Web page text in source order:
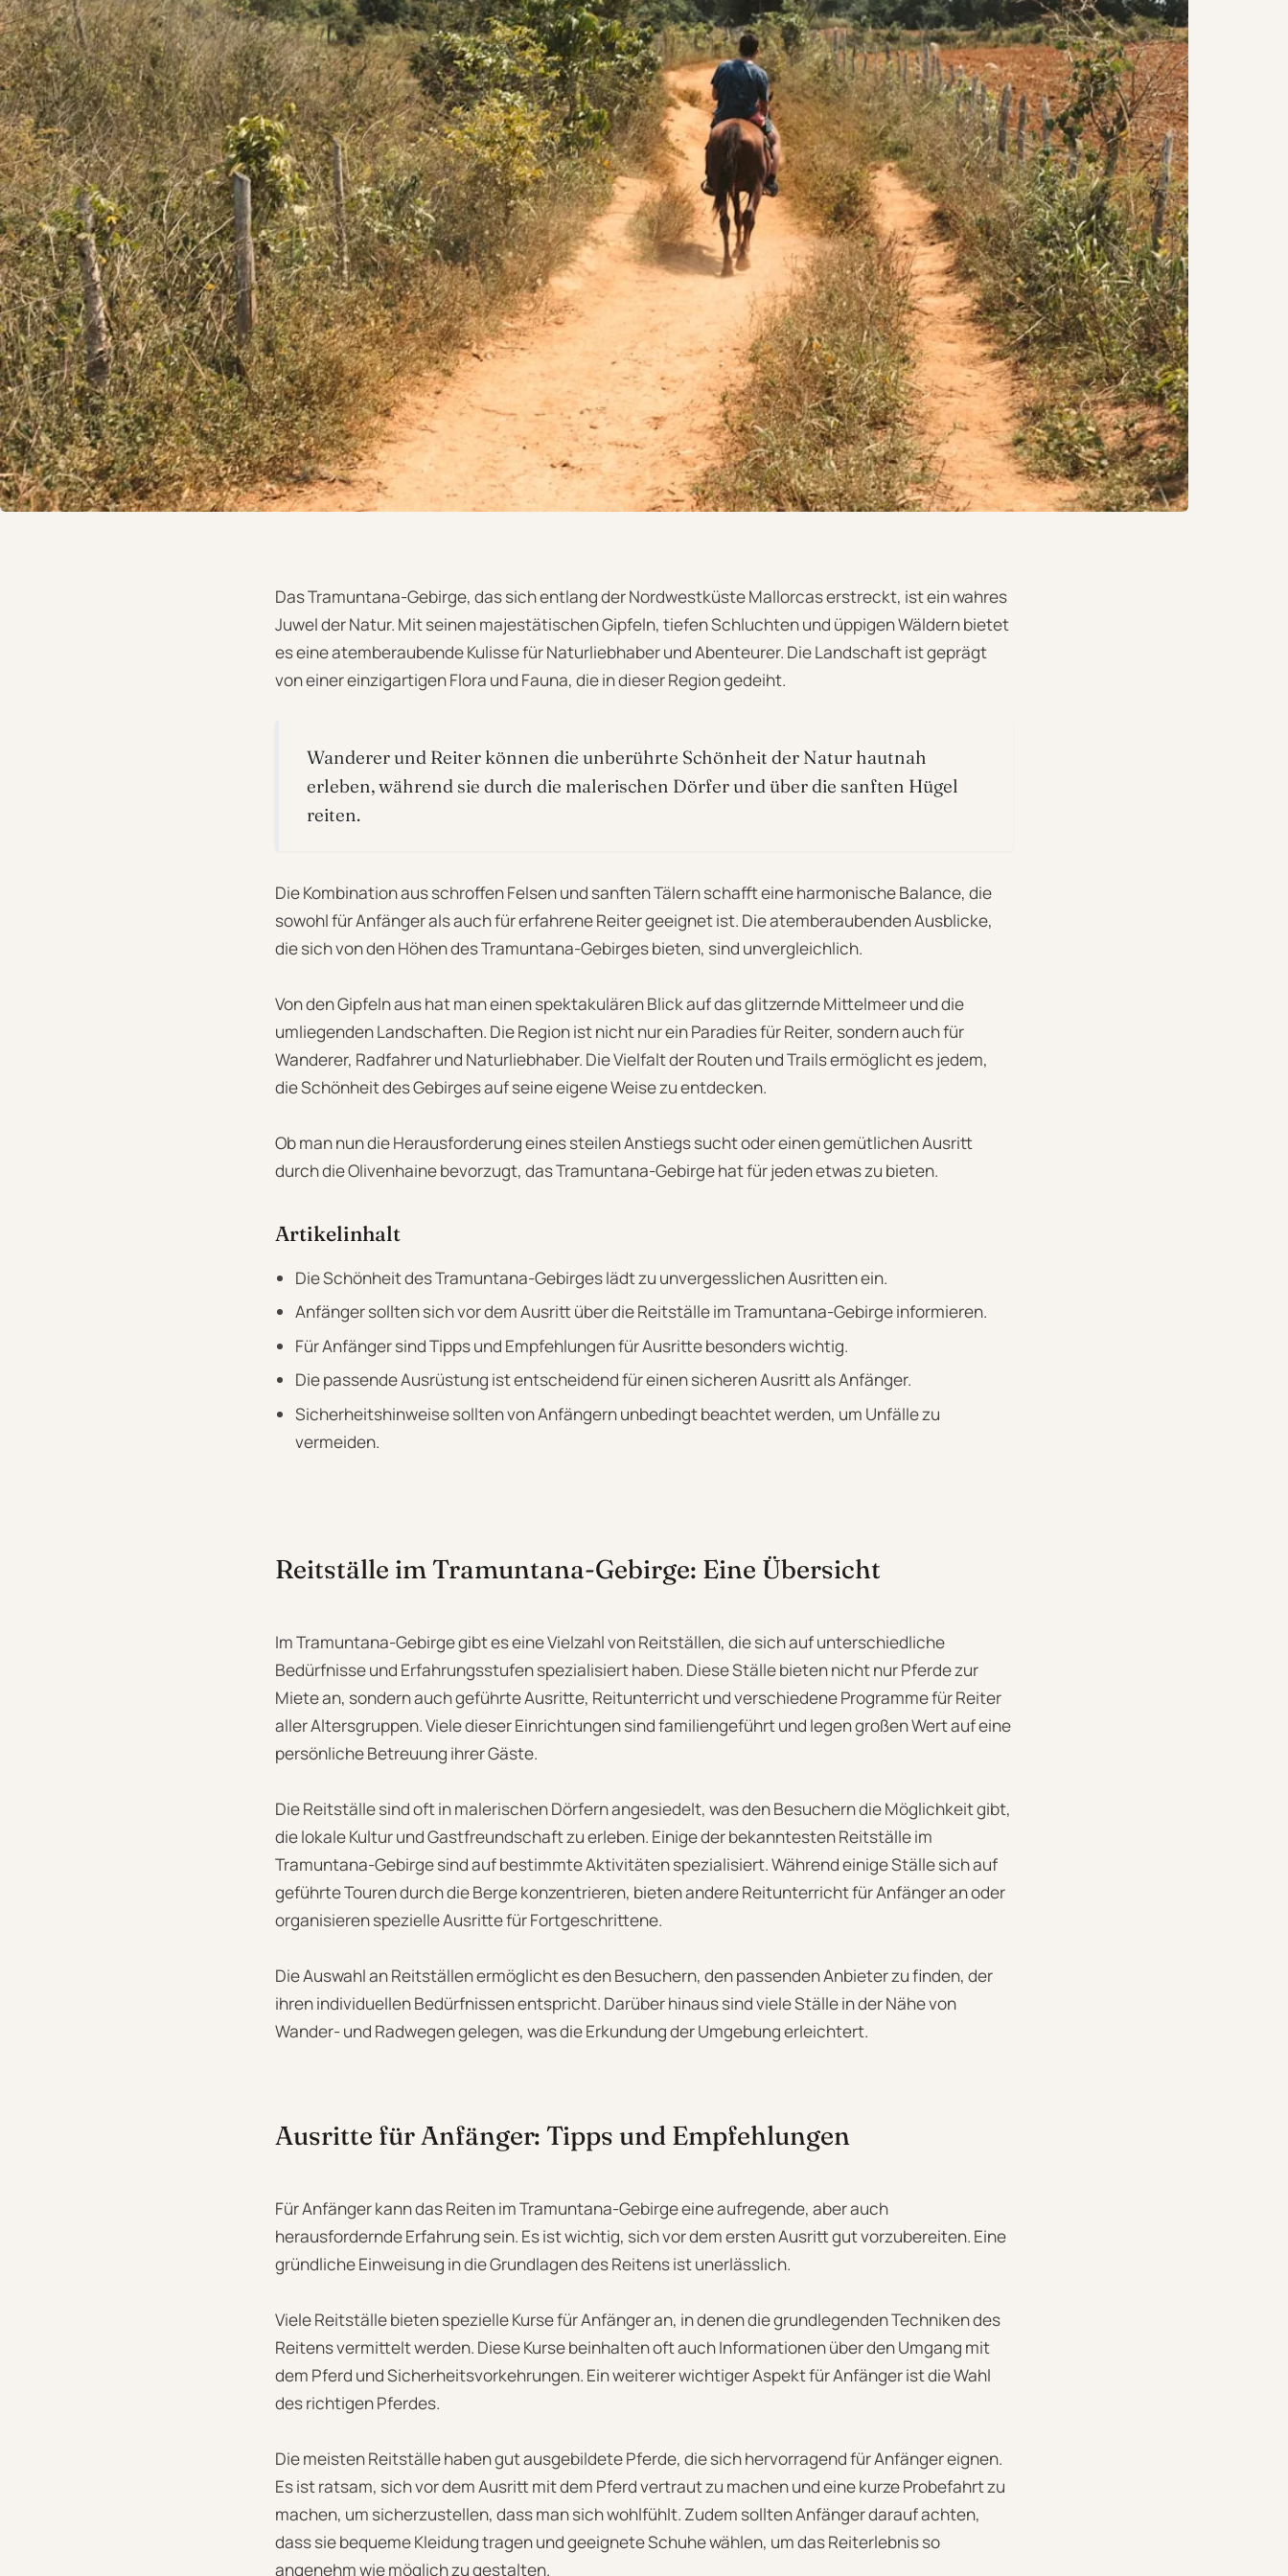
Das Tramuntana-Gebirge, das sich entlang der Nordwestküste Mallorcas erstreckt, ist ein wahres
Juwel der Natur. Mit seinen majestätischen Gipfeln, tiefen Schluchten und üppigen Wäldern bietet
es eine atemberaubende Kulisse für Naturliebhaber und Abenteurer. Die Landschaft ist geprägt
von einer einzigartigen Flora und Fauna, die in dieser Region gedeiht.
Wanderer und Reiter können die unberührte Schönheit der Natur hautnah
erleben, während sie durch die malerischen Dörfer und über die sanften Hügel
reiten.
Die Kombination aus schroffen Felsen und sanften Tälern schafft eine harmonische Balance, die
sowohl für Anfänger als auch für erfahrene Reiter geeignet ist. Die atemberaubenden Ausblicke,
die sich von den Höhen des Tramuntana-Gebirges bieten, sind unvergleichlich.
Von den Gipfeln aus hat man einen spektakulären Blick auf das glitzernde Mittelmeer und die
umliegenden Landschaften. Die Region ist nicht nur ein Paradies für Reiter, sondern auch für
Wanderer, Radfahrer und Naturliebhaber. Die Vielfalt der Routen und Trails ermöglicht es jedem,
die Schönheit des Gebirges auf seine eigene Weise zu entdecken.
Ob man nun die Herausforderung eines steilen Anstiegs sucht oder einen gemütlichen Ausritt
durch die Olivenhaine bevorzugt, das Tramuntana-Gebirge hat für jeden etwas zu bieten.
Artikelinhalt
Die Schönheit des Tramuntana-Gebirges lädt zu unvergesslichen Ausritten ein.
Anfänger sollten sich vor dem Ausritt über die Reitställe im Tramuntana-Gebirge informieren.
Für Anfänger sind Tipps und Empfehlungen für Ausritte besonders wichtig.
Die passende Ausrüstung ist entscheidend für einen sicheren Ausritt als Anfänger.
Sicherheitshinweise sollten von Anfängern unbedingt beachtet werden, um Unfälle zu
vermeiden.
Reitställe im Tramuntana-Gebirge: Eine Übersicht
Im Tramuntana-Gebirge gibt es eine Vielzahl von Reitställen, die sich auf unterschiedliche
Bedürfnisse und Erfahrungsstufen spezialisiert haben. Diese Ställe bieten nicht nur Pferde zur
Miete an, sondern auch geführte Ausritte, Reitunterricht und verschiedene Programme für Reiter
aller Altersgruppen. Viele dieser Einrichtungen sind familiengeführt und legen großen Wert auf eine
persönliche Betreuung ihrer Gäste.
Die Reitställe sind oft in malerischen Dörfern angesiedelt, was den Besuchern die Möglichkeit gibt,
die lokale Kultur und Gastfreundschaft zu erleben. Einige der bekanntesten Reitställe im
Tramuntana-Gebirge sind auf bestimmte Aktivitäten spezialisiert. Während einige Ställe sich auf
geführte Touren durch die Berge konzentrieren, bieten andere Reitunterricht für Anfänger an oder
organisieren spezielle Ausritte für Fortgeschrittene.
Die Auswahl an Reitställen ermöglicht es den Besuchern, den passenden Anbieter zu finden, der
ihren individuellen Bedürfnissen entspricht. Darüber hinaus sind viele Ställe in der Nähe von
Wander- und Radwegen gelegen, was die Erkundung der Umgebung erleichtert.
Ausritte für Anfänger: Tipps und Empfehlungen
Für Anfänger kann das Reiten im Tramuntana-Gebirge eine aufregende, aber auch
herausfordernde Erfahrung sein. Es ist wichtig, sich vor dem ersten Ausritt gut vorzubereiten. Eine
gründliche Einweisung in die Grundlagen des Reitens ist unerlässlich.
Viele Reitställe bieten spezielle Kurse für Anfänger an, in denen die grundlegenden Techniken des
Reitens vermittelt werden. Diese Kurse beinhalten oft auch Informationen über den Umgang mit
dem Pferd und Sicherheitsvorkehrungen. Ein weiterer wichtiger Aspekt für Anfänger ist die Wahl
des richtigen Pferdes.
Die meisten Reitställe haben gut ausgebildete Pferde, die sich hervorragend für Anfänger eignen.
Es ist ratsam, sich vor dem Ausritt mit dem Pferd vertraut zu machen und eine kurze Probefahrt zu
machen, um sicherzustellen, dass man sich wohlfühlt. Zudem sollten Anfänger darauf achten,
dass sie bequeme Kleidung tragen und geeignete Schuhe wählen, um das Reiterlebnis so
angenehm wie möglich zu gestalten.